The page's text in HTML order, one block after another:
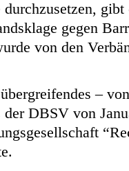
gegen
von den
–
DBSV von